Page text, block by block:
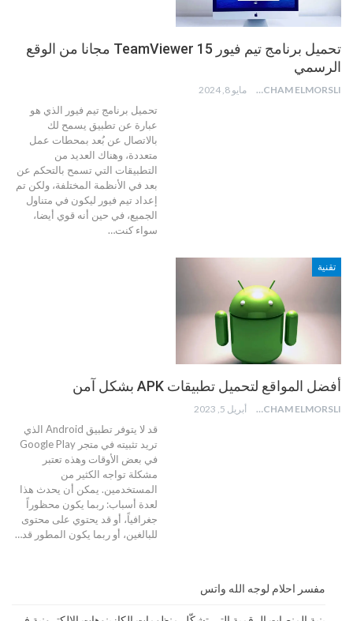
تحميل برنامج تيم فيور 15 TeamViewer مجانا من الوقع
الرسمي
HICHAM ELMORSLI مايو 8, 2024
تحميل برنامج تيم فيور الذي هو
عبارة عن تطبيق يسمح لك
بالاتصال عن بُعد بمحطات عمل
متعددة، وهناك العديد من
التطبيقات التي تسمح بالتحكم عن
بعد في الأنظمة المختلفة، ولكن تم
إعداد تيم فيور ليكون في متناول
الجميع، في حين أنه قوي أيضا،
سواء كنت…
تقنية
أفضل المواقع لتحميل تطبيقات APK بشكل آمن
HICHAM ELMORSLI أبريل 5, 2023
قد لا يتوفر تطبيق Android الذي
تريد تثبيته في متجر Google Play
في بعض الأوقات وهذه تعتبر
مشكلة تواجه الكثير من
المستخدمين. يمكن أن يحدث هذا
لعدة أسباب: ربما يكون محظوراً
جغرافياً، أو قد يحتوي على محتوى
للبالغين، أو ربما يكون المطور قد…
مفسر احلام لوجه الله واتس